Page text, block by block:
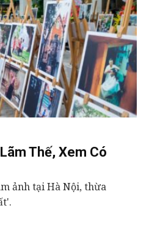
Thế, Xem Có
ảnh tại Hà Nội, thừa